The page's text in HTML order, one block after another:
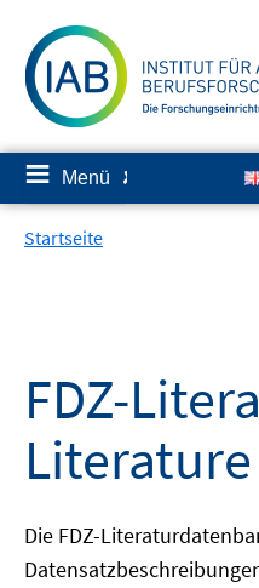
zum
Inhalt
≡ Menü ✘
Startseite
FDZ-
Literature
Die FDZ-